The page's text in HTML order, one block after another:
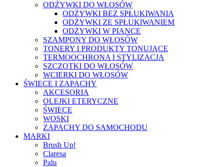
ODŻYWKI DO WŁOSÓW
ODŻYWKI BEZ SPŁUKIWANIA
ODŻYWKI ZE SPŁUKIWANIEM
ODŻYWKI W PIANCE
SZAMPONY DO WŁOSÓW
TONERY I PRODUKTY TONUJĄCE
TERMOOCHRONA I STYLIZACJA
SZCZOTKI DO WŁOSÓW
WCIERKI DO WŁOSÓW
ŚWIECE I ZAPACHY
AKCESORIA
OLEJKI ETERYCZNE
ŚWIECE
WOSKI
ZAPACHY DO SAMOCHODU
MARKI
Brush Up!
Claresa
Palu